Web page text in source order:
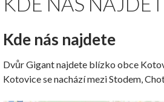
Kde nás najdete
Dvůr Gigant najdete blízko obce
Kotovice se nachází mezi Stodem,